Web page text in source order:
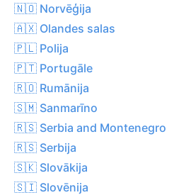
🇳🇴 Norvēģija
🇦🇽 Olandes salas
🇵🇱 Polija
🇵🇹 Portugāle
🇷🇴 Rumānija
🇸🇲 Sanmarīno
🇷🇸 Serbia and Montenegro
🇷🇸 Serbija
🇸🇰 Slovākija
🇸🇮 Slovēnija